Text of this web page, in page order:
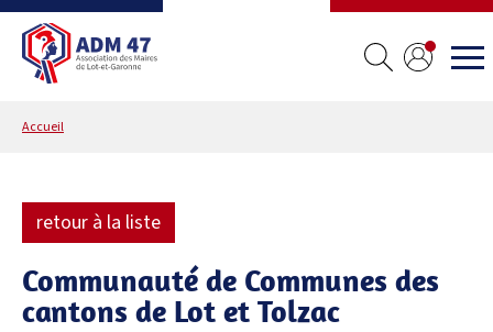
Accueil
retour à la liste
Communauté de Communes des
cantons de Lot et Tolzac